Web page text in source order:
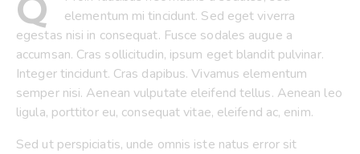
Q
elementum mi tincidunt. Sed eget viverra
egestas nisi in consequat. Fusce sodales augue a
accumsan. Cras sollicitudin, ipsum eget blandit pulvinar.
Integer tincidunt. Cras dapibus. Vivamus elementum
semper nisi. Aenean vulputate eleifend tellus. Aenean leo
ligula, porttitor eu, consequat vitae, eleifend ac, enim.
Sed ut perspiciatis, unde omnis iste natus error sit